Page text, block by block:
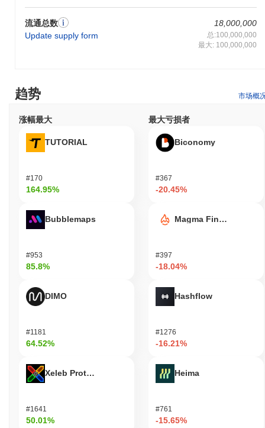
流通总数
Update supply form
18,000,000
总:100,000,000
最大: 100,000,000
趋势 市场概
涨幅最大
TUTORIAL
#170
164.95%
Bubblemaps
#953
85.8%
DIMO
#1181
64.52%
Xeleb Protocol
#1641
50.01%
最大亏损者
Biconomy
#367
-20.45%
Magma Finance
#397
-18.04%
Hashflow
#1276
-16.21%
Heima
#761
-15.65%